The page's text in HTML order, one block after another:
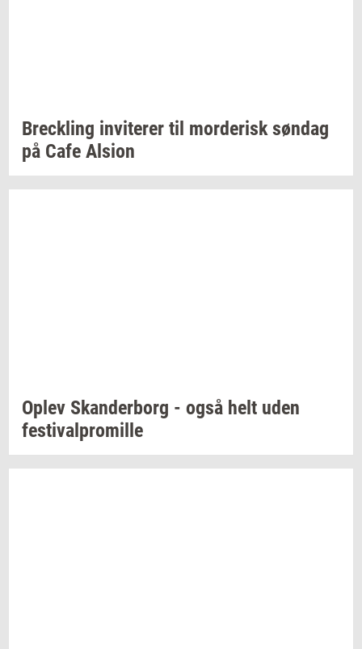
Breck­ling in­vi­te­rer til mor­de­risk søn­dag
på Cafe Al­sion
Oplev Skan­der­borg - også helt uden
festi­val­pro­mil­le